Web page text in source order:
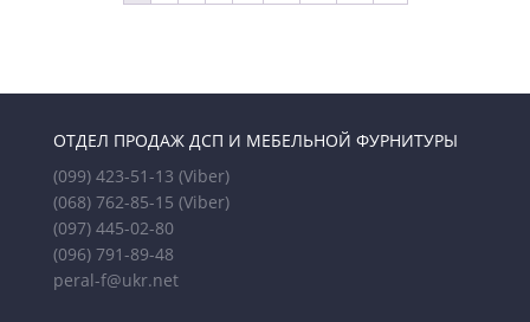
ОТДЕЛ ПРОДАЖ ДСП И МЕБЕЛЬНОЙ ФУРНИТУРЫ
(099) 423-51-13 (Viber)
(068) 762-85-15 (Viber)
(097) 445-02-80
(096) 791-89-48
peral-f@ukr.net